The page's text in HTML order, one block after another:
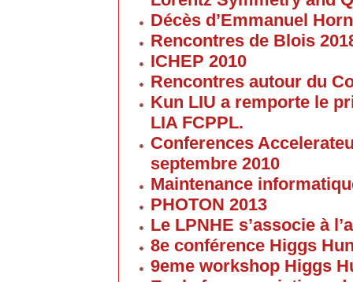
Décès d’Emmanuel
Rencontres de Blois
ICHEP 2010
Rencontres autour du
Kun LIU a remporte le
LIA FCPPL.
Conferences
septembre 2010
Maintenance
PHOTON 2013
Le LPNHE s’associe à
8e conférence Higgs
9eme workshop Higgs